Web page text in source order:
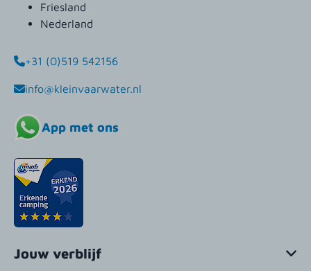
Friesland
Nederland
+31 (0)519 542156
info@kleinvaarwater.nl
App met ons
Jouw verblijf